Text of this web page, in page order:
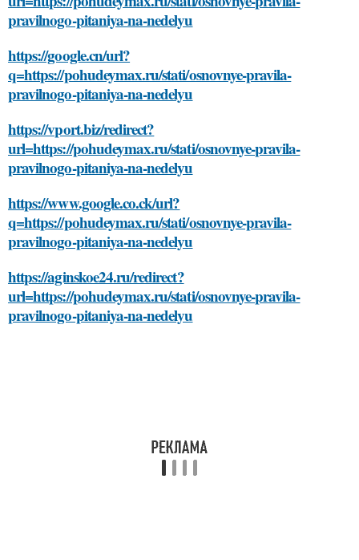
pravilnogo-pitaniya-na-nedelyu
https://google.cn/url?
q=https://pohudeymax.ru/stati/osnovnye-pravila-
pravilnogo-pitaniya-na-nedelyu
https://vport.biz/redirect?
url=https://pohudeymax.ru/stati/osnovnye-pravila-
pravilnogo-pitaniya-na-nedelyu
https://www.google.co.ck/url?
q=https://pohudeymax.ru/stati/osnovnye-pravila-
pravilnogo-pitaniya-na-nedelyu
https://aginskoe24.ru/redirect?
url=https://pohudeymax.ru/stati/osnovnye-pravila-
pravilnogo-pitaniya-na-nedelyu